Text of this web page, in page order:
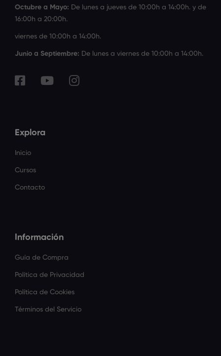
Octubre a Mayo: De lunes a jueves de 10:00h a 14:00h. y de
16:00h a 20:00h.
viernes de 10:00h a 14:00h.
Junio a Septiembre: De lunes a viernes de 10:00h a 14:00h.
Explora
Inicio
Cursos
Contacto
Información
Guía de Compra
Política de Privacidad
Política de Cookies
Términos del Servicio